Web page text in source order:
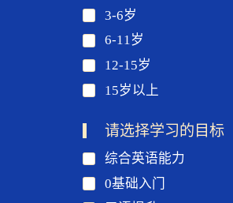
3-6岁
6-11岁
12-15岁
15岁以上
请选择学习的目标
综合英语能力
0基础入门